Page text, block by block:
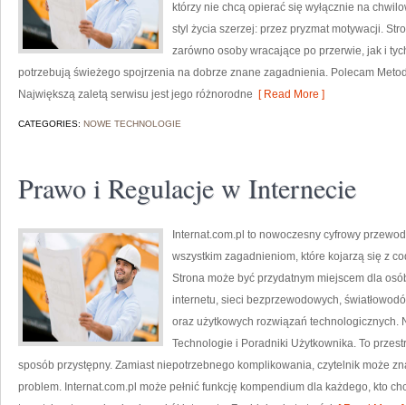
którzy nie chcą opierać się wyłącznie na
styl życia szerzej: przez pryzmat motywacji.
zarówno osoby wracające po przerwie, jak i
potrzebują świeżego spojrzenia na dobrze znane zagadnienia. Polecam
Największą zaletą serwisu jest jego różnorodne [ Read More ]
CATEGORIES: NOWE TECHNOLOGIE
Prawo i Regulacje w Internecie
Internat.com.pl to nowoczesny cyfrowy
wszystkim zagadnieniom, które kojarzą się z
Strona może być przydatnym miejscem dla
internetu, sieci bezprzewodowych,
oraz użytkowych rozwiązań technologicznych.
Technologie i Poradniki Użytkownika. To
sposób przystępny. Zamiast niepotrzebnego komplikowania, czytelnik może
problem. Internat.com.pl może pełnić funkcję kompendium dla każdego, kto